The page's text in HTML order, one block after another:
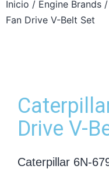
Inicio / Engine Brands /
Fan Drive V-Belt Set
Drive V-
Caterpillar 6N-